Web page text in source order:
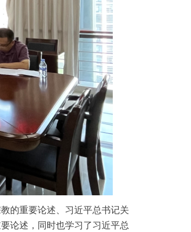
的重要论述、习近平总书记关
论述，同时也学习了习近平总